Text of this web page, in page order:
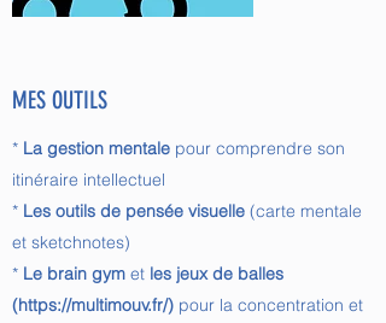
MES OUTILS
* La gestion mentale pour comprendre son
itinéraire intellectuel
* Les outils de pensée visuelle (carte mentale
et sketchnotes)
* Le brain gym et les jeux de balles
(https://multimouv.fr/) pour la concentration et